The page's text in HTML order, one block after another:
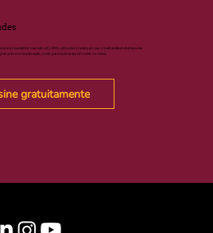
a newsletter mensal LACLIMA Latitudes e receba em seu e-mail análises atemporais,
sobre nossa atuação, tudo para você se aprofundar no tema.
gratuitamente